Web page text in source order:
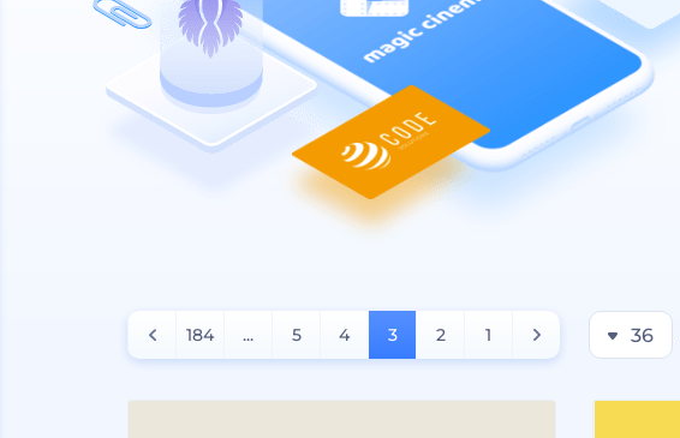
36
1
2
3
4
5
...
184